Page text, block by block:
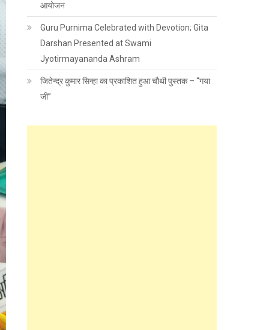
आयोजन
Guru Purnima Celebrated with Devotion; Gita
Darshan Presented at Swami
Jyotirmayananda Ashram
जितेन्द्र कुमार सिन्हा का प्रकाशित हुआ चौथी पुस्तक – “गया
जी”